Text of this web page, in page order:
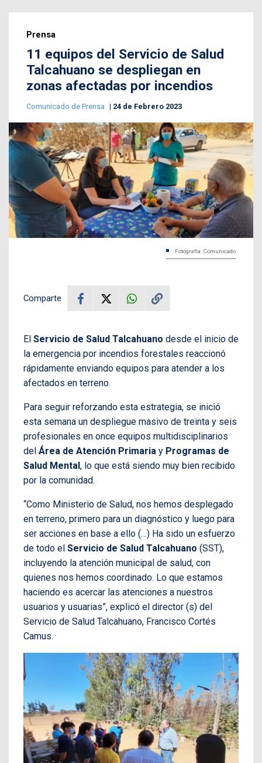
Prensa
11 equipos del Servicio de Salud
Talcahuano se despliegan en
zonas afectadas por incendios
Comunicado de Prensa 24 de Febrero 2023
Fotografía: Comunicado
Comparte
El Servicio de Salud Talcahuano desde el inicio de
la emergencia por incendios forestales reaccionó
rápidamente enviando equipos para atender a los
afectados en terreno.
Para seguir reforzando esta estrategia, se inició
esta semana un despliegue masivo de treinta y seis
profesionales en once equipos multidisciplinarios
del Área de Atención Primaria y Programas de
Salud Mental, lo que está siendo muy bien recibido
por la comunidad.
“Como Ministerio de Salud, nos hemos desplegado
en terreno, primero para un diagnóstico y luego para
ser acciones en base a ello (…) Ha sido un esfuerzo
de todo el Servicio de Salud Talcahuano (SST),
incluyendo la atención municipal de salud, con
quienes nos hemos coordinado. Lo que estamos
haciendo es acercar las atenciones a nuestros
usuarios y usuarias”, explicó el director (s) del
Servicio de Salud Talcahuano, Francisco Cortés
Camus.